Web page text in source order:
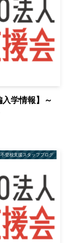
学情報】～
不登校支援スタッフブログ